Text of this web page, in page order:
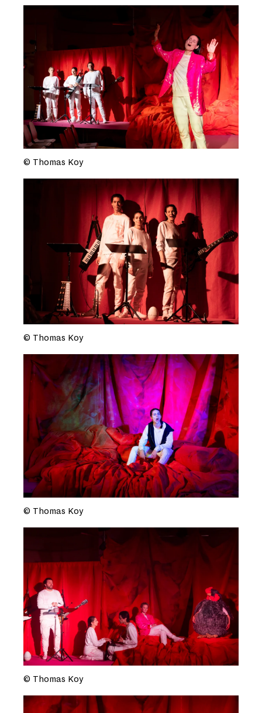
© Thomas Koy
© Thomas Koy
© Thomas Koy
© Thomas Koy